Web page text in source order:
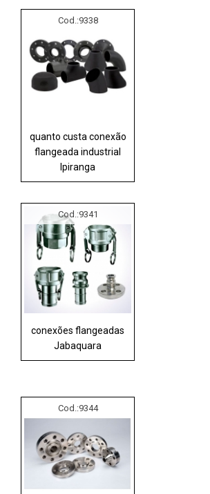
Cod.:9338
quanto custa conexão
flangeada industrial
Ipiranga
Cod.:9341
conexões flangeadas
Jabaquara
Cod.:9344